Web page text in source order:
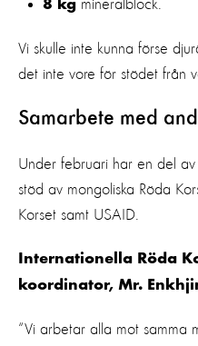
8 kg mineralblock.
Vi skulle inte kunna förse
det inte vore för stödet från
Samarbete med
Under februari har en del
stöd av mongoliska Röda
Korset samt USAID.
Internationella Röda
koordinator, Mr.
“Vi arbetar alla mot samma